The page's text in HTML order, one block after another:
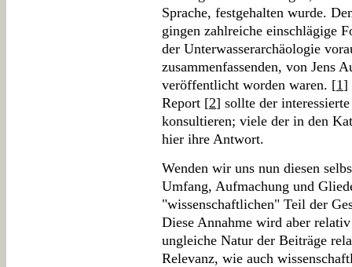
Sprache, festgehalten wurde.
gingen zahlreiche einschlägige
der Unterwasserarchäologie
zusammenfassenden, von Jens
veröffentlicht worden waren. [1]
Report [2] sollte der
konsultieren; viele der in den
hier ihre Antwort.
Wenden wir uns nun diesen
Umfang, Aufmachung und
"wissenschaftlichen" Teil der
Diese Annahme wird aber
ungleiche Natur der Beiträge
Relevanz, wie auch